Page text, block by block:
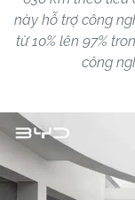
này hỗ trợ công
từ 10% lên 97%
công